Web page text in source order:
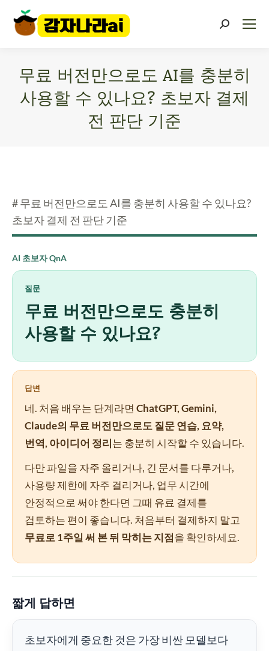
무료 버전만으로도 AI를 충분히
사용할 수 있나요? 초보자 결제
전 판단 기준
# 무료 버전만으로도 AI를 충분히 사용할 수 있나요?
초보자 결제 전 판단 기준
AI 초보자 QnA
질문
무료 버전만으로도 충분히
사용할 수 있나요?
답변
네. 처음 배우는 단계라면 ChatGPT, Gemini,
Claude의 무료 버전만으로도 질문 연습, 요약,
번역, 아이디어 정리는 충분히 시작할 수 있습니다.
다만 파일을 자주 올리거나, 긴 문서를 다루거나,
사용량 제한에 자주 걸리거나, 업무 시간에
안정적으로 써야 한다면 그때 유료 결제를
검토하는 편이 좋습니다. 처음부터 결제하지 말고
무료로 1주일 써 본 뒤 막히는 지점을 확인하세요.
짧게 답하면
초보자에게 중요한 것은 가장 비싼 모델보다